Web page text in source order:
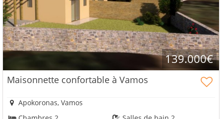
139.000€
Maisonnette confortable à Vamos
Apokoronas, Vamos